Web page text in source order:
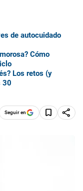
de autocuidado
Cómo
Los retos (y
30
Seguir en